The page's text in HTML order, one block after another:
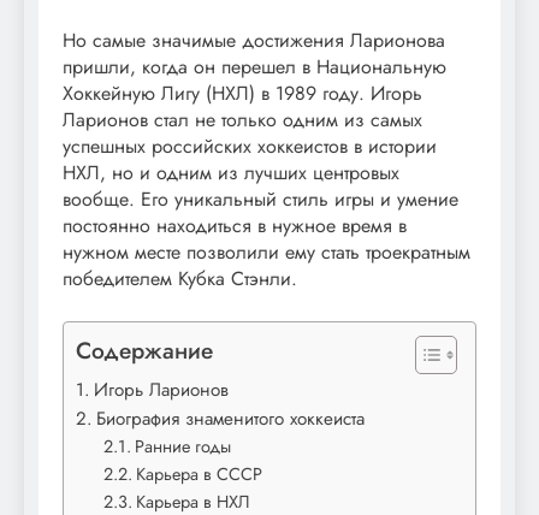
Но самые значимые достижения Ларионова
пришли, когда он перешел в Национальную
Хоккейную Лигу (НХЛ) в 1989 году. Игорь
Ларионов стал не только одним из самых
успешных российских хоккеистов в истории
НХЛ, но и одним из лучших центровых
вообще. Его уникальный стиль игры и умение
постоянно находиться в нужное время в
нужном месте позволили ему стать троекратным
победителем Кубка Стэнли.
Содержание
Игорь Ларионов
Биография знаменитого хоккеиста
Ранние годы
Карьера в СССР
Карьера в НХЛ